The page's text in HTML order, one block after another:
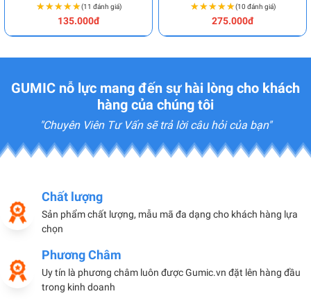
★★★★★
★★★★★(11 đánh giá)
135.000đ
★★★★★
★★★★★(10 đánh giá)
275.000đ
GUMIC nỗ lực mang đến sự hài lòng cho khách
hàng của chúng tôi
"Chuyên Viên Tư Vấn sẽ trả lời câu hỏi của bạn"
Chất lượng
Sản phẩm chất lượng, mẫu mã đa dạng cho khách hàng lựa
chọn
Phương Châm
Uy tín là phương châm luôn được Gumic.vn đặt lên hàng đầu
trong kinh doanh